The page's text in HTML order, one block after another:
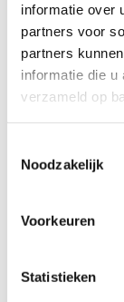
informatie over
partners voor
partners
informatie die u
verzameld op
Noodzakelijk
Voorkeuren
Statistieken
Het
signalen
werken